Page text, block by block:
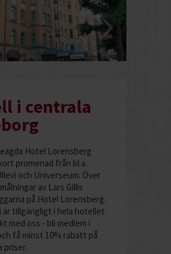
i centrala
Hotel Lorensberg
promenad från bl.a.
och Universeum. Över
av Lars Gillis
på Hotel Lorensberg.
är tillgängligt i hela hotellet.
med oss - bli medlem i
få minst 10% rabatt på
priser.